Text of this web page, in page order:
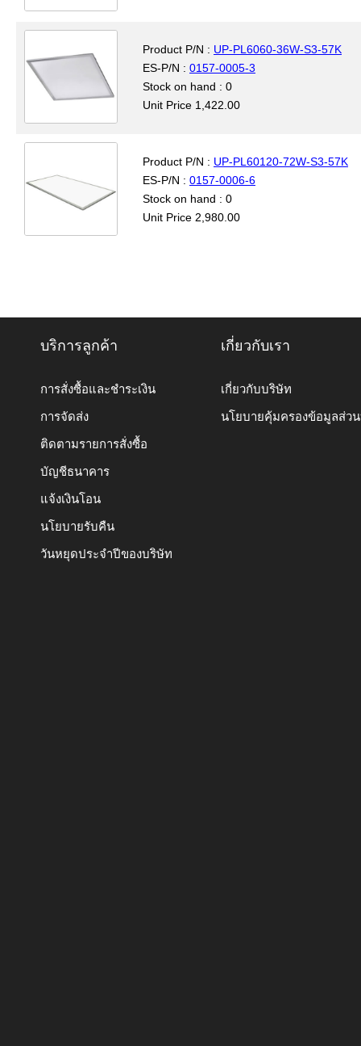
Product P/N : UP-PL6060-36W-S3-57K
ES-P/N : 0157-0005-3
Stock on hand : 0
Unit Price 1,422.00
Product P/N : UP-PL60120-72W-S3-57K
ES-P/N : 0157-0006-6
Stock on hand : 0
Unit Price 2,980.00
บริการลูกค้า
การสั่งซื้อและชำระเงิน
การจัดส่ง
ติดตามรายการสั่งซื้อ
บัญชีธนาคาร
แจ้งเงินโอน
นโยบายรับคืน
วันหยุดประจำปีของบริษัท
เกี่ยวกับเรา
เกี่ยวกับบริษัท
นโยบายคุ้มครองข้อมูลส่ว